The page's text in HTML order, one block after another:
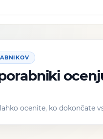
ocenite, ko dokončate